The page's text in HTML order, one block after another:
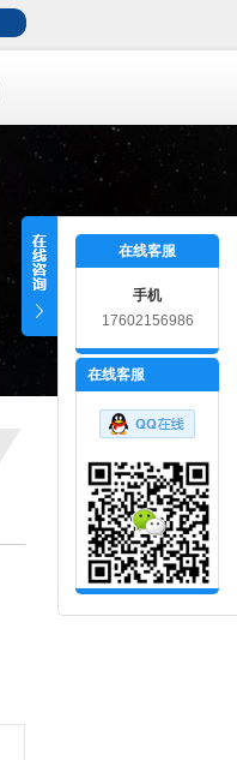
在线客服
手机
17602156986
在线客服